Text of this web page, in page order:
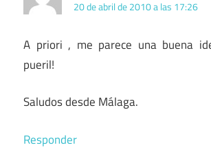
20 de abril de 2010 a las 17:26
A priori , me parece una buena
pueril!
Saludos desde Málaga.
Responder